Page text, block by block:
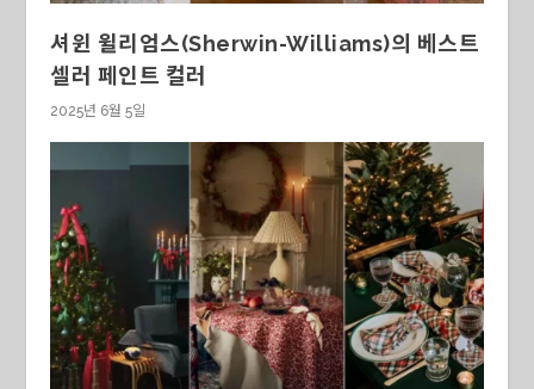
셔윈 윌리엄스(Sherwin-Williams)의 베스트
셀러 페인트 컬러
2025년 6월 5일